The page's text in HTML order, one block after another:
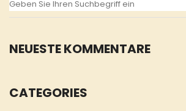
NEUESTE KOMMENTARE
CATEGORIES